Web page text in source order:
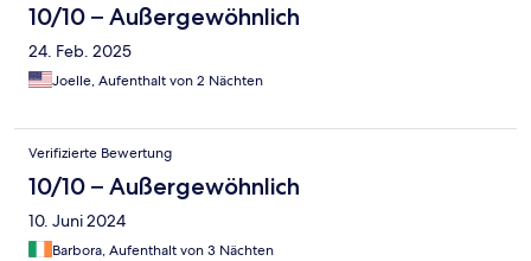
10/10 – Außergewöhnlich
24. Feb. 2025
Joelle, Aufenthalt von 2 Nächten
Verifizierte Bewertung
10/10 – Außergewöhnlich
10. Juni 2024
Barbora, Aufenthalt von 3 Nächten